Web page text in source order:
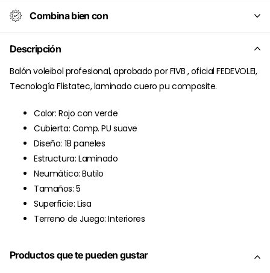
Combina bien con
Descripción
Balón voleibol profesional, aprobado por FIVB , oficial FEDEVOLEI,
Tecnología Flistatec, laminado cuero pu composite.
Color: Rojo con verde
Cubierta: Comp. PU suave
Diseño: 18 paneles
Estructura: Laminado
Neumático: Butilo
Tamaños: 5
Superficie: Lisa
Terreno de Juego: Interiores
Productos que te pueden gustar